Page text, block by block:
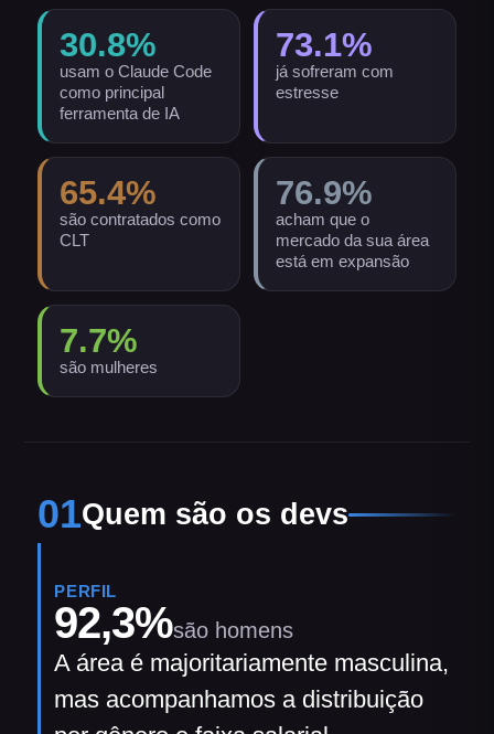
30.8%
usam o Claude Code
como principal
ferramenta de IA
73.1%
já sofreram com
estresse
65.4%
são contratados como
CLT
76.9%
acham que o
mercado da sua área
está em expansão
7.7%
são mulheres
01Quem são os devs
PERFIL
92,3%são homens
A área é majoritariamente masculina,
mas acompanhamos a distribuição